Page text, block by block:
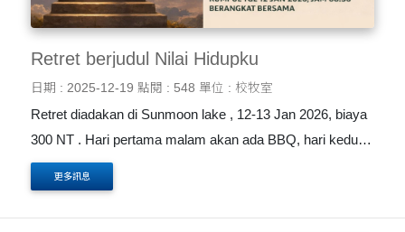
Retret berjudul Nilai Hidupku
日期 : 2025-12-19 點閱 : 548 單位 : 校牧室
Retret diadakan di Sunmoon lake , 12-13 Jan 2026, biaya
300 NT . Hari pertama malam akan ada BBQ, hari kedua
siang bersepeda keliling Sunmoon lake. Di suasana
hening menghayati Firman Nya. Jumlah terbatas , tolong
segera daftar QR Code.
更多訊息